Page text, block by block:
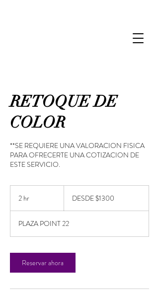
RETOQUE DE
COLOR
**SE REQUIERE UNA VALORACION FISICA
PARA OFRECERTE UNA COTIZACION DE
ESTE SERVICIO.
2 hr DESDE $1300
PLAZA POINT 22
Reservar ahora